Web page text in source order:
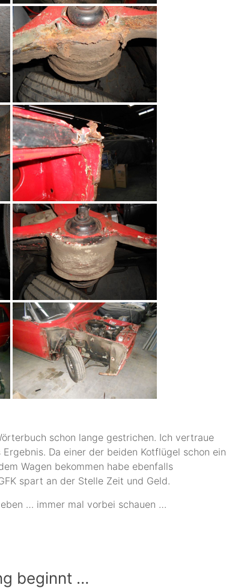
schon lange gestrichen. Ich vertraue
Da einer der beiden Kotflügel schon ein
Wagen bekommen habe ebenfalls
spart an der Stelle Zeit und Geld.
… immer mal vorbei schauen …
beginnt …